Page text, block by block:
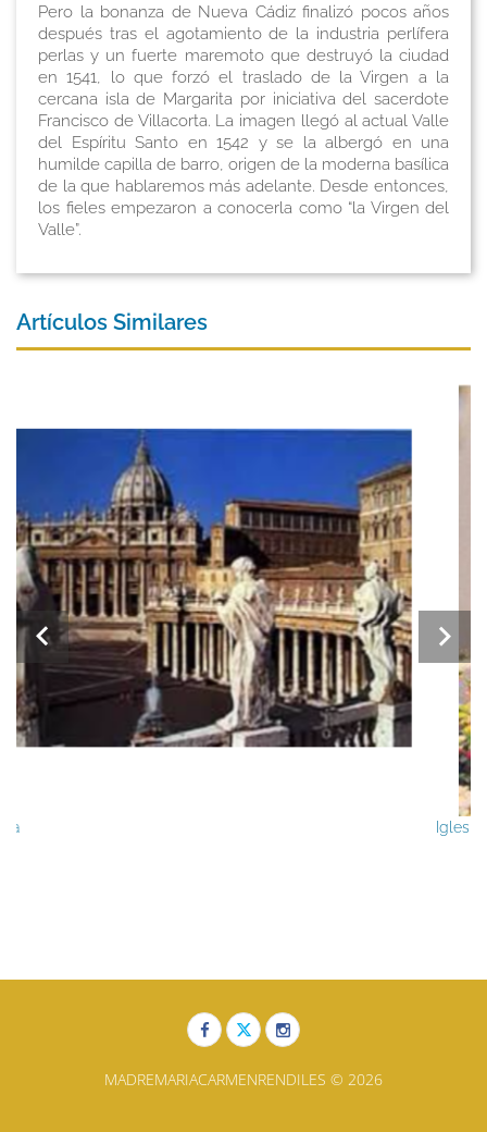
Pero la bonanza de Nueva Cádiz finalizó pocos años
después tras el agotamiento de la industria perlífera
perlas y un fuerte maremoto que destruyó la ciudad
en 1541, lo que forzó el traslado de la Virgen a la
cercana isla de Margarita por iniciativa del sacerdote
Francisco de Villacorta. La imagen llegó al actual Valle
del Espíritu Santo en 1542 y se la albergó en una
humilde capilla de barro, origen de la moderna basílica
de la que hablaremos más adelante. Desde entonces,
los fieles empezaron a conocerla como “la Virgen del
Valle”.
Artículos Similares
Iglesia invita a jornada de rezo y ayuno por la paz
MADREMARIACARMENRENDILES © 2026